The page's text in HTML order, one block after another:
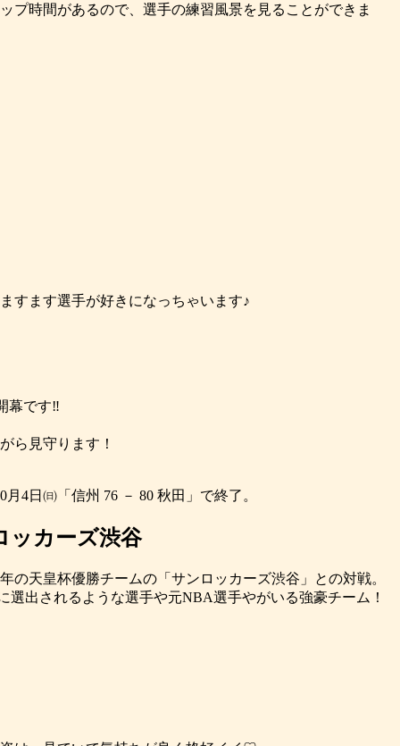
プ時間があるので、選手の練習風景を見ることができま
すます選手が好きになっちゃいます♪
幕です‼
ら見守ります！
4日㈰「信州 76 － 80 秋田」で終了。
ッカーズ渋谷
の天皇杯優勝チームの「サンロッカーズ渋谷」との対戦。
選出されるような選手や元NBA選手やがいる強豪チーム！